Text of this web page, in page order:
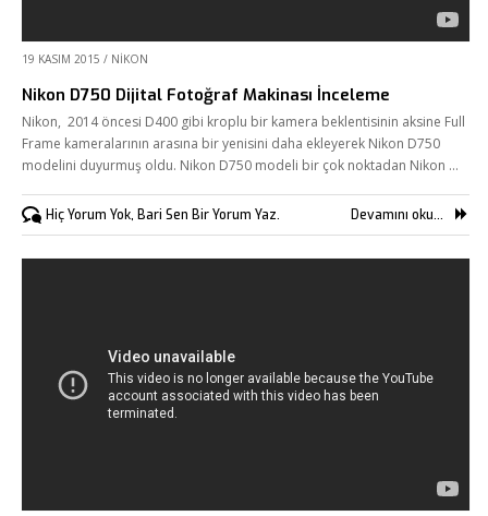
19 KASIM 2015 / NIKON
Nikon D750 Dijital Fotoğraf Makinası İnceleme
Nikon, 2014 öncesi D400 gibi kroplu bir kamera beklentisinin aksine Full
Frame kameralarının arasına bir yenisini daha ekleyerek Nikon D750
modelini duyurmuş oldu. Nikon D750 modeli bir çok noktadan Nikon …
Hiç Yorum Yok, Bari Sen Bir Yorum Yaz. Devamını oku...